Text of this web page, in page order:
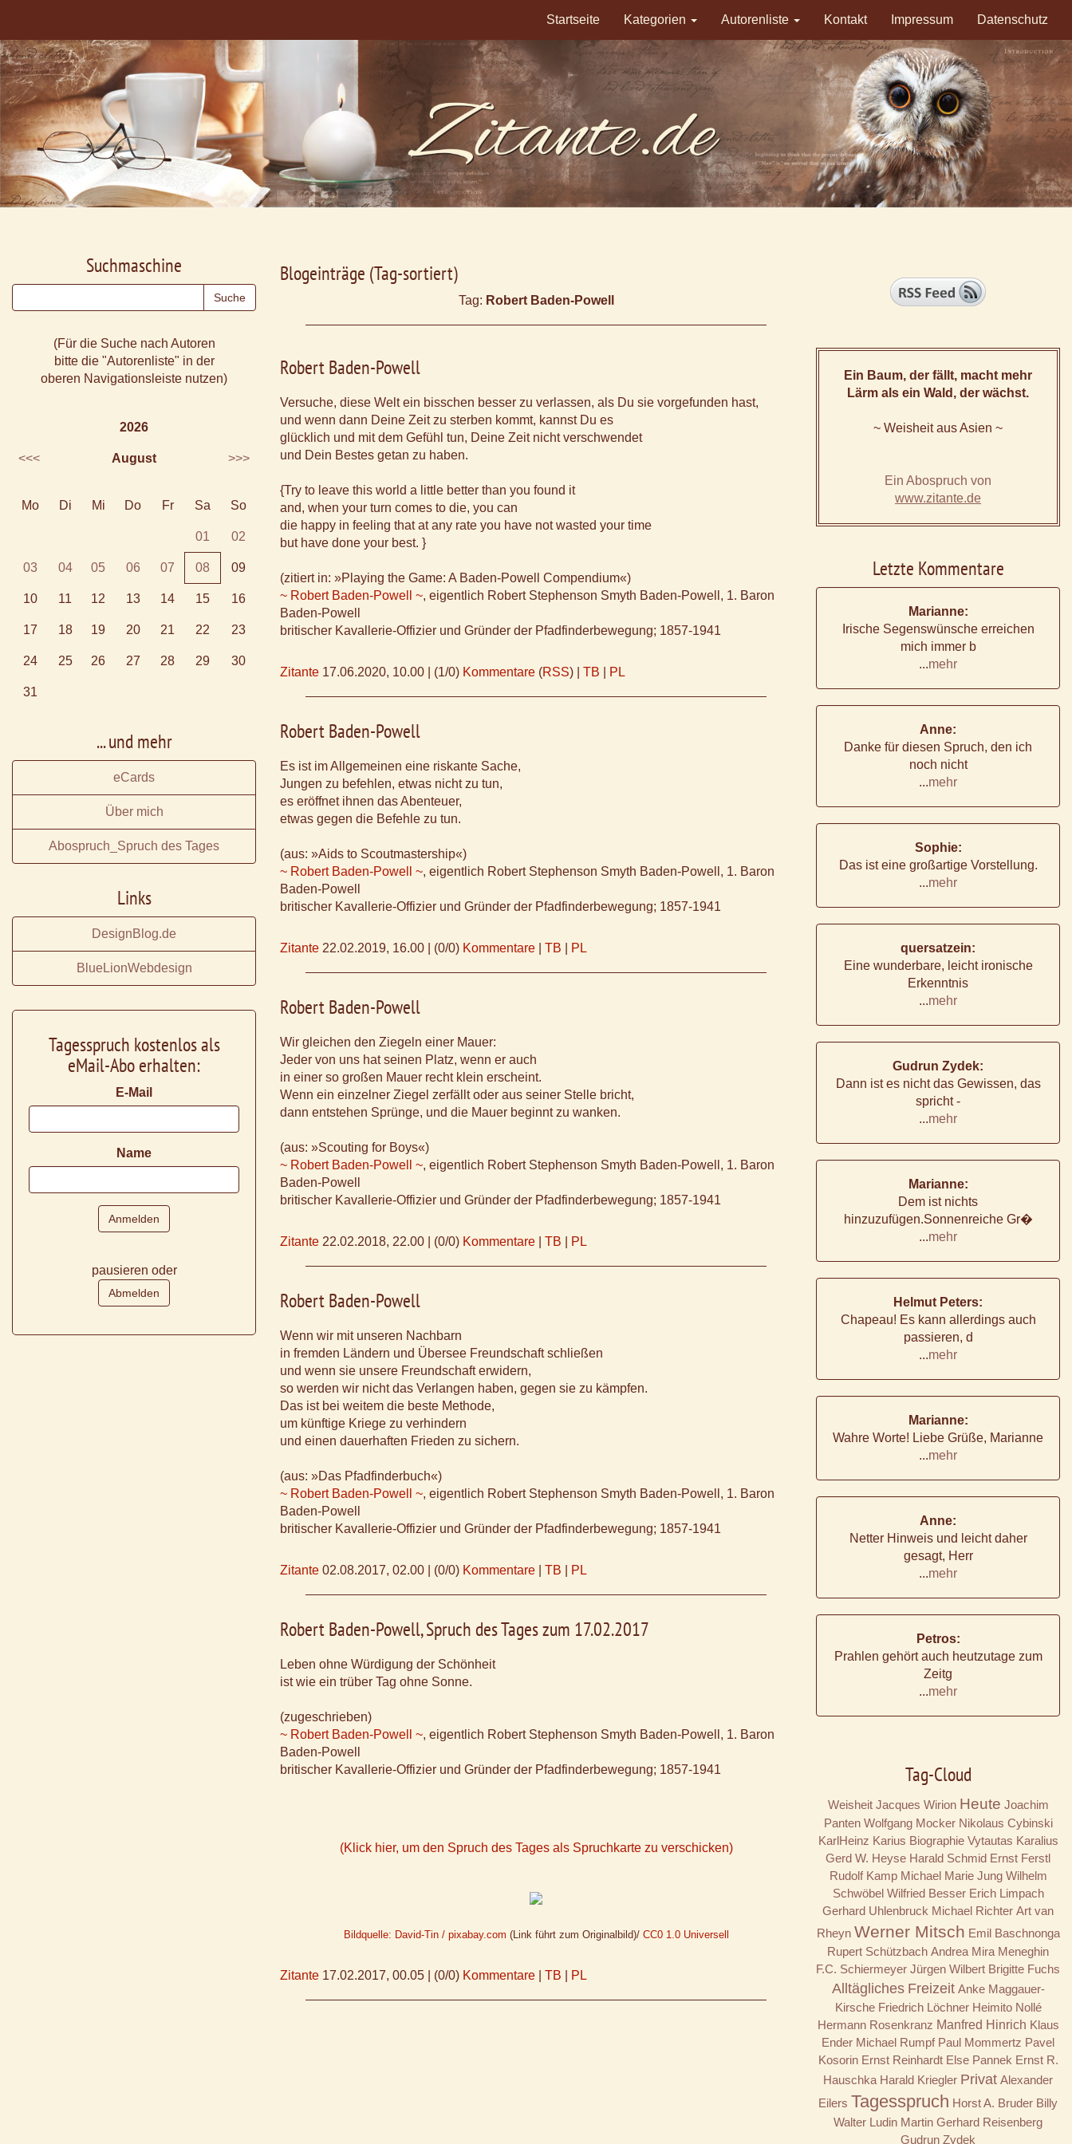
Startseite Kategorien Autorenliste Kontakt Impressum Datenschutz
Blogeinträge (Tag-sortiert)
Tag: Robert Baden-Powell
Robert Baden-Powell
Versuche, diese Welt ein bisschen besser zu verlassen, als Du sie vorgefunden hast,
und wenn dann Deine Zeit zu sterben kommt, kannst Du es
glücklich und mit dem Gefühl tun, Deine Zeit nicht verschwendet
und Dein Bestes getan zu haben.
{Try to leave this world a little better than you found it
and, when your turn comes to die, you can
die happy in feeling that at any rate you have not wasted your time
but have done your best. }
(zitiert in: »Playing the Game: A Baden-Powell Compendium«)
~ Robert Baden-Powell ~, eigentlich Robert Stephenson Smyth Baden-Powell, 1. Baron
Baden-Powell
britischer Kavallerie-Offizier und Gründer der Pfadfinderbewegung; 1857-1941
Zitante 17.06.2020, 10.00 (1/0) Kommentare (RSS) | TB PL
Robert Baden-Powell
Es ist im Allgemeinen eine riskante Sache,
Jungen zu befehlen, etwas nicht zu tun,
es eröffnet ihnen das Abenteuer,
etwas gegen die Befehle zu tun.
(aus: »Aids to Scoutmastership«)
~ Robert Baden-Powell ~, eigentlich Robert Stephenson Smyth Baden-Powell, 1. Baron
Baden-Powell
britischer Kavallerie-Offizier und Gründer der Pfadfinderbewegung; 1857-1941
Zitante 22.02.2019, 16.00 (0/0) Kommentare TB PL
Robert Baden-Powell
Wir gleichen den Ziegeln einer Mauer:
Jeder von uns hat seinen Platz, wenn er auch
in einer so großen Mauer recht klein erscheint.
Wenn ein einzelner Ziegel zerfällt oder aus seiner Stelle bricht,
dann entstehen Sprünge, und die Mauer beginnt zu wanken.
(aus: »Scouting for Boys«)
~ Robert Baden-Powell ~, eigentlich Robert Stephenson Smyth Baden-Powell, 1. Baron
Baden-Powell
britischer Kavallerie-Offizier und Gründer der Pfadfinderbewegung; 1857-1941
Zitante 22.02.2018, 22.00 (0/0) Kommentare TB PL
Robert Baden-Powell
Wenn wir mit unseren Nachbarn
in fremden Ländern und Übersee Freundschaft schließen
und wenn sie unsere Freundschaft erwidern,
so werden wir nicht das Verlangen haben, gegen sie zu kämpfen.
Das ist bei weitem die beste Methode,
um künftige Kriege zu verhindern
und einen dauerhaften Frieden zu sichern.
(aus: »Das Pfadfinderbuch«)
~ Robert Baden-Powell ~, eigentlich Robert Stephenson Smyth Baden-Powell, 1. Baron
Baden-Powell
britischer Kavallerie-Offizier und Gründer der Pfadfinderbewegung; 1857-1941
Zitante 02.08.2017, 02.00 (0/0) Kommentare TB PL
Robert Baden-Powell, Spruch des Tages zum 17.02.2017
Leben ohne Würdigung der Schönheit
ist wie ein trüber Tag ohne Sonne.
(zugeschrieben)
~ Robert Baden-Powell ~, eigentlich Robert Stephenson Smyth Baden-Powell, 1. Baron
Baden-Powell
britischer Kavallerie-Offizier und Gründer der Pfadfinderbewegung; 1857-1941
(Klick hier, um den Spruch des Tages als Spruchkarte zu verschicken)
Bildquelle: David-Tin / pixabay.com (Link führt zum Originalbild)/ CC0 1.0 Universell
Zitante 17.02.2017, 00.05 (0/0) Kommentare TB PL
Suchmaschine
(Für die Suche nach Autoren
bitte die "Autorenliste" in der
oberen Navigationsleiste nutzen)
2026
<<< August >>>
Mo Di Mi Do Fr Sa So
01 02
03 04 05 06 07 08 09
10 11 12 13 14 15 16
17 18 19 20 21 22 23
24 25 26 27 28 29 30
31
... und mehr
eCards
Über mich
Abospruch_Spruch des Tages
Links
DesignBlog.de
BlueLionWebdesign
Tagesspruch kostenlos als
eMail-Abo erhalten:
E-Mail
Name
pausieren oder
Ein Baum, der fällt, macht mehr
Lärm als ein Wald, der wächst.
~ Weisheit aus Asien ~
Ein Abospruch von
www.zitante.de
Letzte Kommentare
Marianne:
Irische Segenswünsche erreichen
mich immer b
...mehr
Anne:
Danke für diesen Spruch, den ich
noch nicht
...mehr
Sophie:
Das ist eine großartige Vorstellung.
...mehr
quersatzein:
Eine wunderbare, leicht ironische
Erkenntnis
...mehr
Gudrun Zydek:
Dann ist es nicht das Gewissen, das
spricht -
...mehr
Marianne:
Dem ist nichts
hinzuzufügen.Sonnenreiche Gr�
...mehr
Helmut Peters:
Chapeau! Es kann allerdings auch
passieren, d
...mehr
Marianne:
Wahre Worte! Liebe Grüße, Marianne
...mehr
Anne:
Netter Hinweis und leicht daher
gesagt, Herr
...mehr
Petros:
Prahlen gehört auch heutzutage zum
Zeitg
...mehr
Tag-Cloud
Weisheit Jacques Wirion Heute Joachim
Panten Wolfgang Mocker Nikolaus Cybinski
KarlHeinz Karius Biographie Vytautas Karalius
Gerd W. Heyse Harald Schmid Ernst Ferstl
Rudolf Kamp Michael Marie Jung Wilhelm
Schwöbel Wilfried Besser Erich Limpach
Gerhard Uhlenbruck Michael Richter Art van
Rheyn Werner Mitsch Emil Baschnonga
Rupert Schützbach Andrea Mira Meneghin
F.C. Schiermeyer Jürgen Wilbert Brigitte Fuchs
Alltägliches Freizeit Anke Maggauer-
Kirsche Friedrich Löchner Heimito Nollé
Hermann Rosenkranz Manfred Hinrich Klaus
Ender Michael Rumpf Paul Mommertz Pavel
Kosorin Ernst Reinhardt Else Pannek Ernst R.
Hauschka Harald Kriegler Privat Alexander
Eilers Tagesspruch Horst A. Bruder Billy
Walter Ludin Martin Gerhard Reisenberg
Gudrun Zydek